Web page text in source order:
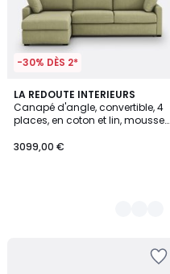
-30% DÈS 2*
LA REDOUTE INTERIEURS
Canapé d'angle, convertible, 4
places, en coton et lin, mousse,
3099,00 €
3
Couleurs